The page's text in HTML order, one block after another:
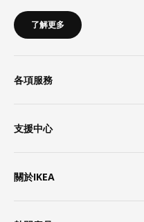
了解更多
各項服務
支援中心
關於IKEA